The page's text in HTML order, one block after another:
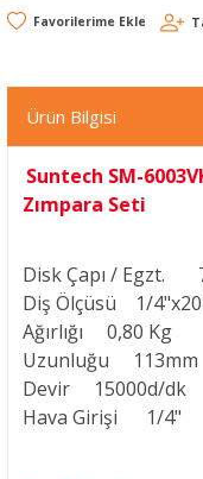
Ürün Bilgisi
Suntech SM-
Zımpara Seti
Disk Çapı / Egzt.
Diş Ölçüsü 1/
Ağırlığı 0,80 Kg
Uzunluğu 113mm
Devir 15000d/dk
Hava Girişi 1/4"